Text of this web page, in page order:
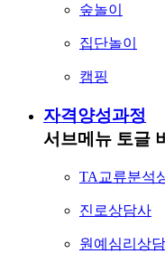
숲놀이
집단놀이
캠핑
자격양성과정
서브메뉴 토글
TA교류분석
진로상담사
원예심리상